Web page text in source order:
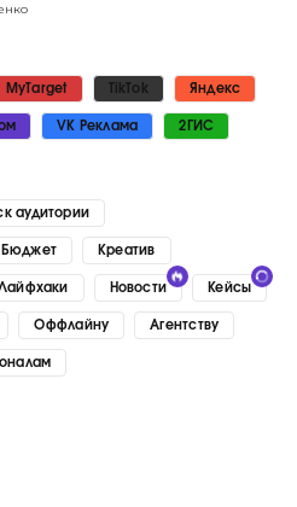
MyTarget TikTok Яндекс
VK Реклама 2ГИС
аудитории
Бюджет Креатив
Новости Кейсы
Оффлайну Агентству